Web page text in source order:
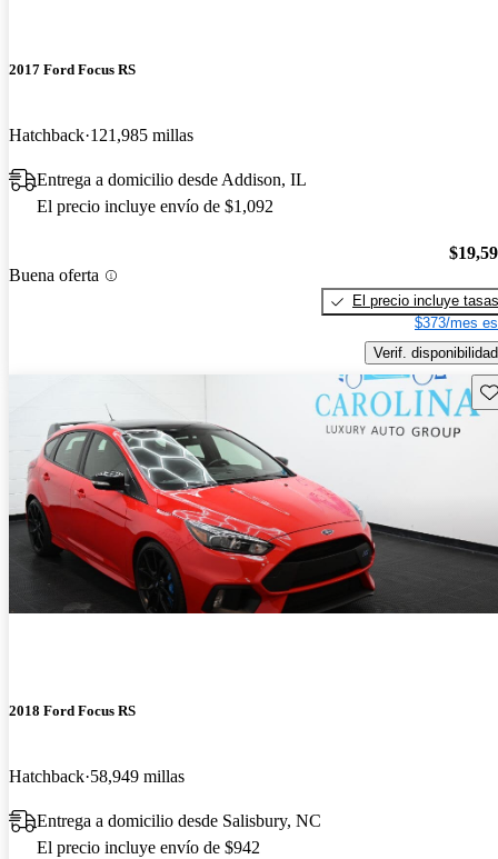
2017 Ford Focus RS
Hatchback 121,985 millas
Entrega a domicilio desde Addison, IL
El precio incluye envío de $1,092
Buena oferta
El precio incluye tasas
$373/mes
Verif. disponibilidad
2018 Ford Focus RS
Hatchback 58,949 millas
Entrega a domicilio desde Salisbury, NC
El precio incluye envío de $942